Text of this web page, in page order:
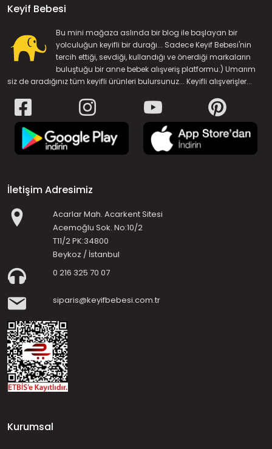
Keyif Bebesi
Bu mini mağaza aslında bir blog ile başlayan bir
yolculuğun keyifli bir durağı... Sadece Keyif Bebesi'nin
tercih ettiği, sevdiği, kullandığı ve önerdiği markaların
buluştuğu bir anne bebek alışveriş platformu:) Umarım
siz de aradığınız tüm keyifli ürünleri bulursunuz... Keyifli alışverişler...
İletişim Adresimiz
Acarlar Mah. Acarkent Sitesi
Acemoğlu Sok. No:10/2
T11/2 PK:34800
Beykoz / İstanbul
0 216 325 70 07
siparis@keyifbebesi.com.tr
Kurumsal